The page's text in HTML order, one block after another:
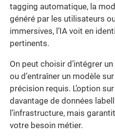
tagging automatique, la
généré par les utilisateurs
immersives, l’IA voit en
pertinents.
On peut choisir d’intégrer
ou d’entraîner un modèle
précision requis. L’option
davantage de données
l’infrastructure, mais
votre besoin métier.